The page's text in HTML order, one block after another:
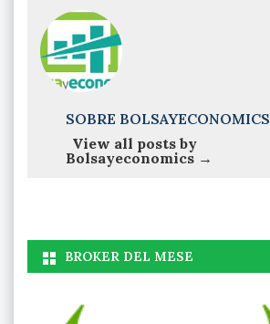
SOBRE BOLSAYECONOMICS
View all posts by
Bolsayeconomics →
BROKER DEL MESE